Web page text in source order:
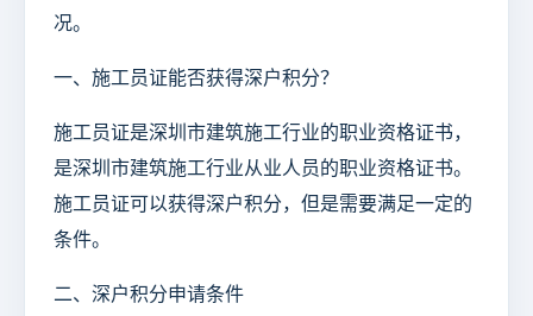
况。
一、施工员证能否获得深户积分？
施工员证是深圳市建筑施工行业的职业资格证书，
是深圳市建筑施工行业从业人员的职业资格证书。
施工员证可以获得深户积分，但是需要满足一定的
条件。
二、深户积分申请条件